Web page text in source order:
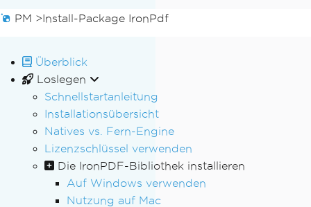
PM >Install-Package IronPdf
Überblick
Loslegen
Schnellstartanleitung
Installationsübersicht
Natives vs. Fern-Engine
Lizenzschlüssel verwenden
Die IronPDF-Bibliothek installieren
Auf Windows verwenden
Nutzung auf Mac